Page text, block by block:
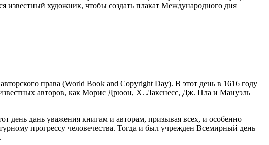
известный художник, чтобы создать плакат Международного дня
права (World Book and Copyright Day). В этот день в 1616 году
авторов, как Морис Дрюон, X. Лакснесс, Дж. Пла и Мануэль
день дань уважения книгам и авторам, призывая всех, и особенно
прогрессу человечества. Тогда и был учрежден Всемирный день